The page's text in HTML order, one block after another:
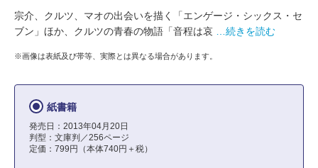
宗介、クルツ、マオの出会いを描く「エンゲージ・シックス・セ
ブン」ほか、クルツの青春の物語「音程は哀
…続きを読む
※画像は表紙及び帯等、実際とは異なる場合があります。
紙書籍
発売日：2013年04月20日
判型：文庫判／256ページ
定価：799円（本体740円＋税）